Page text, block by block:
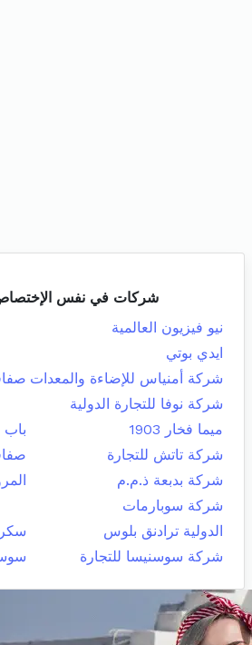
شركات في نفس
نيو فيزيون العالمية
ايدي بوتي
شركة أمنياس للإضاءة والمعدات
شركة نوفا للتجارة الدولية
ميما فخار 1903
باب
شركة تاتش للتجارة
شركة بدبعة ذ.م.م
شركة سوبارمات
الدولية ترادنق بلوس
شركة سوسنيسا للتجارة